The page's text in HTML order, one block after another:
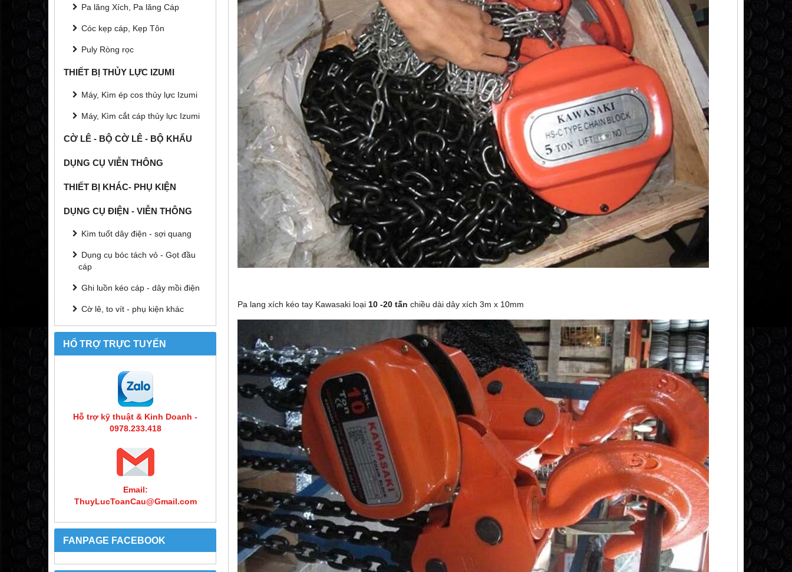
Pa lăng Xích, Pa lăng Cáp
Cóc kẹp cáp, Kẹp Tôn
Puly Ròng rọc
THIẾT BỊ THỦY LỰC IZUMI
Máy, Kìm ép cos thủy lực Izumi
Máy, Kìm cắt cáp thủy lực Izumi
CỜ LÊ - BỘ CỜ LÊ - BỘ KHẨU
DỤNG CỤ VIỄN THÔNG
THIẾT BỊ KHÁC- PHỤ KIỆN
DỤNG CỤ ĐIỆN - VIỄN THÔNG
Kìm tuốt dây điện - sợi quang
Dụng cụ bóc tách vỏ - Gọt đầu
cáp
Ghi luồn kéo cáp - dây mồi điện
Cờ lê, to vít - phụ kiện khác
HỔ TRỢ TRỰC TUYẾN
Hỗ trợ kỹ thuật & Kinh Doanh -
0978.233.418
Email:
ThuyLucToanCau@Gmail.com
FANPAGE FACEBOOK
Pa lang xích kéo tay Kawasaki loại 10 -20 tấn chiều dài dây xích 3m x 10mm